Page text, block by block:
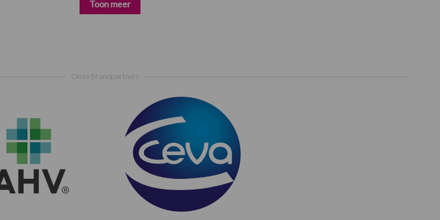
Toon meer
Onze brandpartners